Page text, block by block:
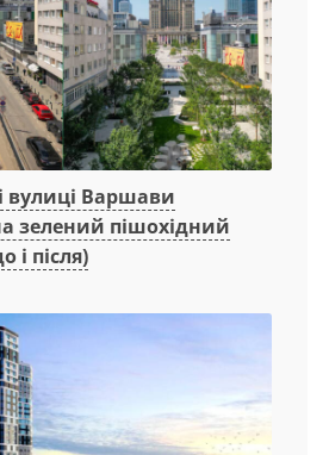
вулиці Варшави
зелений пішохідний
і після)